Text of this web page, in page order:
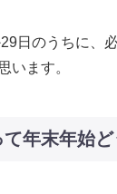
日のうちに、
います。
年末年始ど